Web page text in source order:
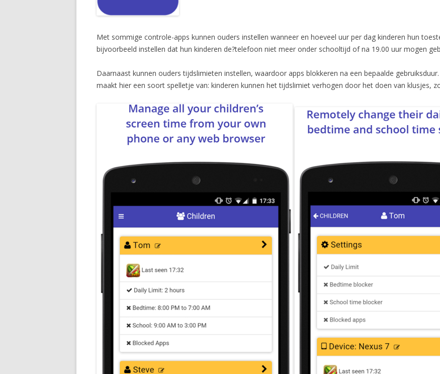
Met sommige controle-apps kunnen ouders instellen wanneer en hoeveel uur per dag kinderen hun
bijvoorbeeld instellen dat hun kinderen de?telefoon niet meer onder schooltijd of na 19.00 uur mogen
Daarnaast kunnen ouders tijdslimieten instellen, waardoor apps blokkeren na een bepaalde
maakt hier een soort spelletje van: kinderen kunnen het tijdslimiet verhogen door het doen van klusjes,